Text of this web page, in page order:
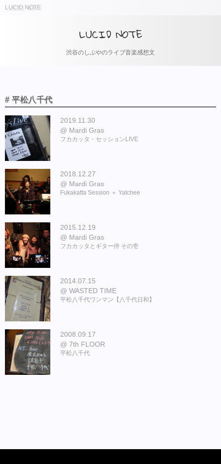
LUCID NOTE
LUCID NOTE
渋谷のしぶやのライブ音楽感想文
# 平松八千代
2019.11.30
Mardi Gras
フカカッタ・セッションLIVE
2018.12.27
Mardi Gras
Fukakatta Session ＋ Yatchee
2015.12.19
Mardi Gras
フカカッタとギター侍 その壱
2014.07.15
WASTED TIME
平松八千代ワンマン【八千代日和】
2008.09.17
7th FLOOR
平松八千代